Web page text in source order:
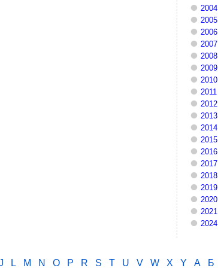
2004
2005
2006
2007
2008
2009
2010
2011
2012
2013
2014
2015
2016
2017
2018
2019
2020
2021
2024
L M N O P R S T U V W X Y А Б